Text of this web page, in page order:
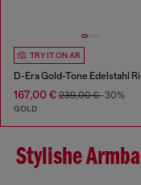
TRY IT ON AR
D-Era Gold-Tone Edelstahl
167,00 € 239,00 €-30%
GOLD
Stylishe